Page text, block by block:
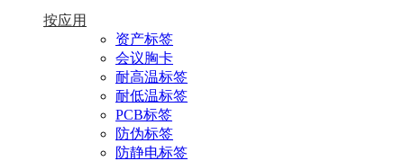
按应用
资产标签
会议胸卡
耐高温标签
耐低温标签
PCB标签
防伪标签
防静电标签